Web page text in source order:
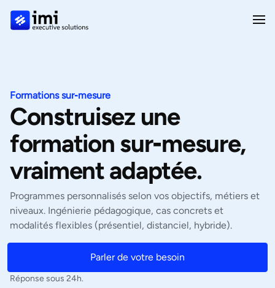
Formations sur‑mesure
Construisez une
formation sur‑mesure,
vraiment adaptée.
Programmes personnalisés selon vos objectifs, métiers et
niveaux. Ingénierie pédagogique, cas concrets et
modalités flexibles (présentiel, distanciel, hybride).
Parler de votre besoin
Réponse sous 24h.